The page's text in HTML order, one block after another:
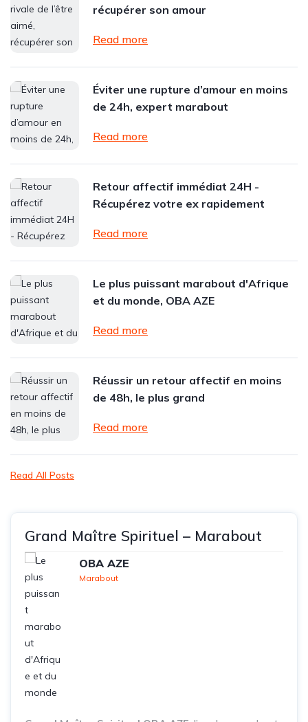
récupérer son amour
Read more
Éviter une rupture d’amour en moins
de 24h, expert marabout
Read more
Retour affectif immédiat 24H -
Récupérez votre ex rapidement
Read more
Le plus puissant marabout d'Afrique
et du monde, OBA AZE
Read more
Réussir un retour affectif en moins
de 48h, le plus grand
Read more
Read All Posts
Grand Maître Spirituel – Marabout
OBA AZE
Marabout